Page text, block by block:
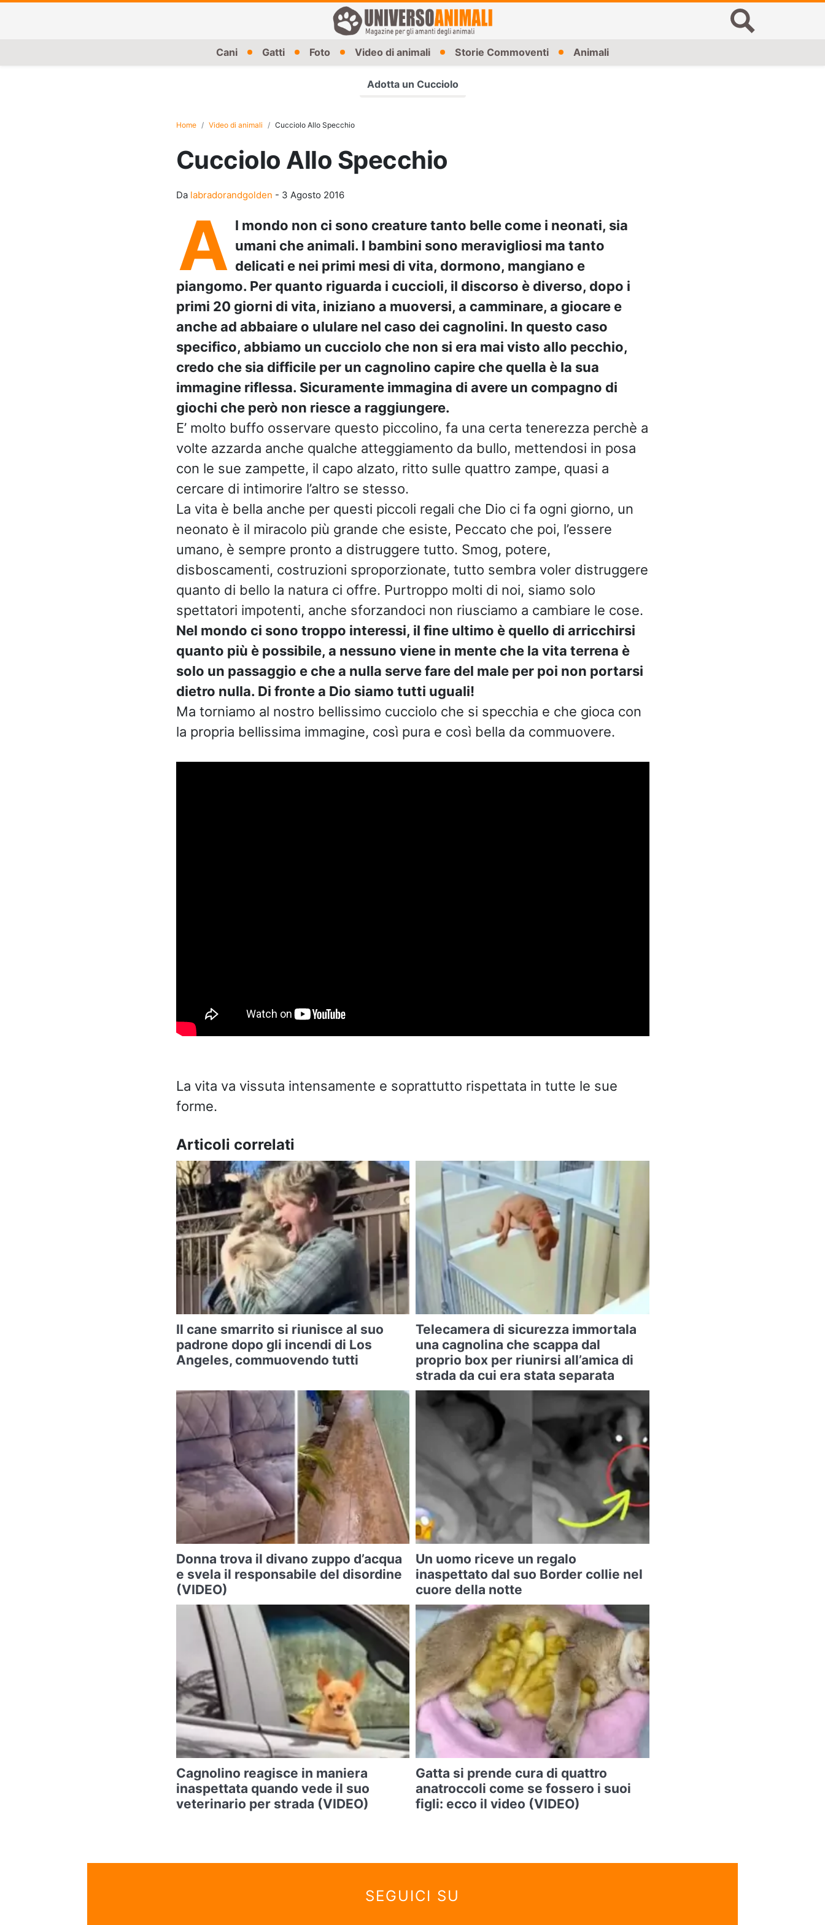
Cani Gatti Foto Video di animali Storie Commoventi Animali
Adotta un Cucciolo
Home Video di animali Cucciolo Allo Specchio
Cucciolo Allo Specchio
Da labradorandgolden - 3 Agosto 2016
A l mondo non ci sono creature tanto belle come i neonati, sia
umani che animali. I bambini sono meravigliosi ma tanto
delicati e nei primi mesi di vita, dormono, mangiano e
piangomo. Per quanto riguarda i cuccioli, il discorso è diverso, dopo i
primi 20 giorni di vita, iniziano a muoversi, a camminare, a giocare e
anche ad abbaiare o ululare nel caso dei cagnolini. In questo caso
specifico, abbiamo un cucciolo che non si era mai visto allo pecchio,
credo che sia difficile per un cagnolino capire che quella è la sua
immagine riflessa. Sicuramente immagina di avere un compagno di
giochi che però non riesce a raggiungere.
E’ molto buffo osservare questo piccolino, fa una certa tenerezza perchè a
volte azzarda anche qualche atteggiamento da bullo, mettendosi in posa
con le sue zampette, il capo alzato, ritto sulle quattro zampe, quasi a
cercare di intimorire l’altro se stesso.
La vita è bella anche per questi piccoli regali che Dio ci fa ogni giorno, un
neonato è il miracolo più grande che esiste, Peccato che poi, l’essere
umano, è sempre pronto a distruggere tutto. Smog, potere,
disboscamenti, costruzioni sproporzionate, tutto sembra voler distruggere
quanto di bello la natura ci offre. Purtroppo molti di noi, siamo solo
spettatori impotenti, anche sforzandoci non riusciamo a cambiare le cose.
Nel mondo ci sono troppo interessi, il fine ultimo è quello di arricchirsi
quanto più è possibile, a nessuno viene in mente che la vita terrena è
solo un passaggio e che a nulla serve fare del male per poi non portarsi
dietro nulla. Di fronte a Dio siamo tutti uguali!
Ma torniamo al nostro bellissimo cucciolo che si specchia e che gioca con
la propria bellissima immagine, così pura e così bella da commuovere.
La vita va vissuta intensamente e soprattutto rispettata in tutte le sue
forme.
Articoli correlati
Il cane smarrito si riunisce al suo
padrone dopo gli incendi di Los
Angeles, commuovendo tutti
Telecamera di sicurezza immortala
una cagnolina che scappa dal
proprio box per riunirsi all’amica di
strada da cui era stata separata
Donna trova il divano zuppo d’acqua
e svela il responsabile del disordine
(VIDEO)
Un uomo riceve un regalo
inaspettato dal suo Border collie nel
cuore della notte
Cagnolino reagisce in maniera
inaspettata quando vede il suo
veterinario per strada (VIDEO)
Gatta si prende cura di quattro
anatroccoli come se fossero i suoi
figli: ecco il video (VIDEO)
SEGUICI SU